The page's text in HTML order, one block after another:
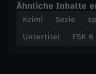
Ähnliche Inhalte
Krimi Serie
Untertitel
FSK 6